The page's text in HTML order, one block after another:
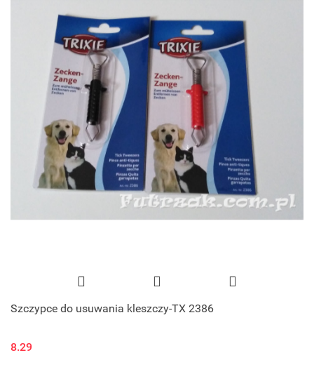
Szczypce do usuwania kleszczy-TX 2386
8.29